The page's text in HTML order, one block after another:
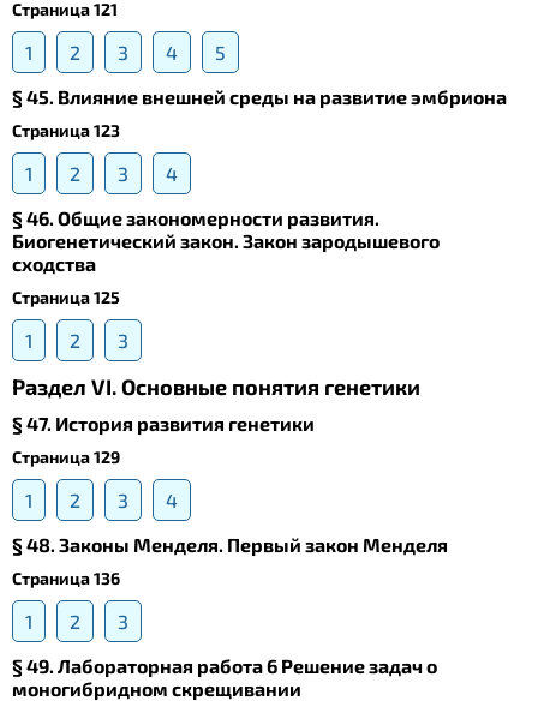
Страница 121
1 2 3 4
5
§ 45. Влияние внешней среды на развитие эмбриона
Страница 123
1 2 3
4
§ 46. Общие закономерности развития.
Биогенетический закон. Закон зародышевого
сходства
Страница 125
1 2 3
Раздел VI. Основные понятия генетики
§ 47. История развития генетики
Страница 129
1 2 3
4
§ 48. Законы Менделя. Первый закон Менделя
Страница 136
1 2
3
§ 49. Лабораторная работа 6 Решение задач о
моногибридном скрещивании